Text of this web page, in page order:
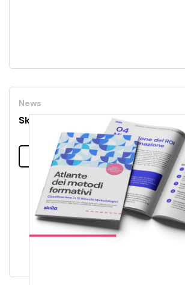
News
Skilla presentata in Brasile
Leggi tutto